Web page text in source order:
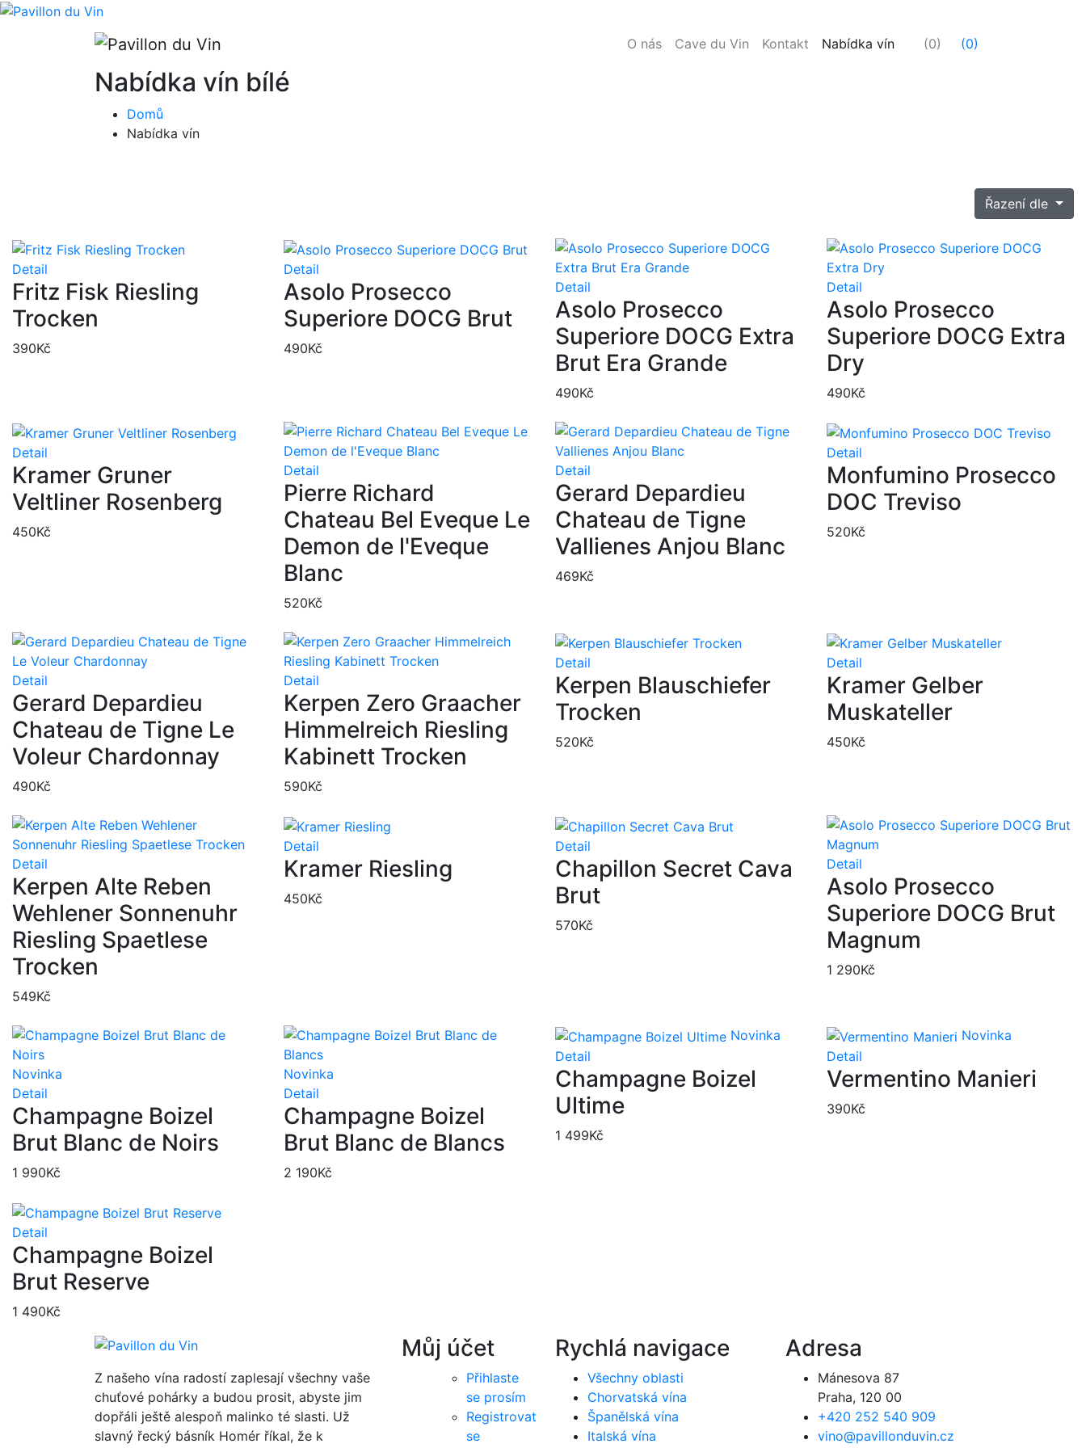
O nás Cave du Vin Kontakt Nabídka vín (0) (0)
Nabídka vín bílé
Domů
Nabídka vín
Řazení dle
Detail
Fritz Fisk Riesling
Trocken
390Kč
Detail
Asolo Prosecco
Superiore DOCG Brut
490Kč
Detail
Asolo Prosecco
Superiore DOCG Extra
Brut Era Grande
490Kč
Detail
Asolo Prosecco
Superiore DOCG Extra
Dry
490Kč
Detail
Kramer Gruner
Veltliner Rosenberg
450Kč
Detail
Pierre Richard
Chateau Bel Eveque Le
Demon de l'Eveque
Blanc
520Kč
Detail
Gerard Depardieu
Chateau de Tigne
Vallienes Anjou Blanc
469Kč
Detail
Monfumino Prosecco
DOC Treviso
520Kč
Detail
Gerard Depardieu
Chateau de Tigne Le
Voleur Chardonnay
490Kč
Detail
Kerpen Zero Graacher
Himmelreich Riesling
Kabinett Trocken
590Kč
Detail
Kerpen Blauschiefer
Trocken
520Kč
Detail
Kramer Gelber
Muskateller
450Kč
Detail
Kerpen Alte Reben
Wehlener Sonnenuhr
Riesling Spaetlese
Trocken
549Kč
Detail
Kramer Riesling
450Kč
Detail
Chapillon Secret Cava
Brut
570Kč
Detail
Asolo Prosecco
Superiore DOCG Brut
Magnum
1 290Kč
Novinka
Detail
Champagne Boizel
Brut Blanc de Noirs
1 990Kč
Novinka
Detail
Champagne Boizel
Brut Blanc de Blancs
2 190Kč
Novinka
Detail
Champagne Boizel
Ultime
1 499Kč
Novinka
Detail
Vermentino Manieri
390Kč
Detail
Champagne Boizel
Brut Reserve
1 490Kč
Z našeho vína radostí zaplesají všechny vaše
chuťové pohárky a budou prosit, abyste jim
dopřáli ještě alespoň malinko té slasti. Už
slavný řecký básník Homér říkal, že k
Můj účet
Přihlaste
se prosím
Registrovat
se
Rychlá navigace
Všechny oblasti
Chorvatská vína
Španělská vína
Italská vína
Adresa
Mánesova 87
Praha, 120 00
+420 252 540 909
vino@pavillonduvin.cz